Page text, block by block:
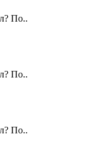
По..
По..
По..